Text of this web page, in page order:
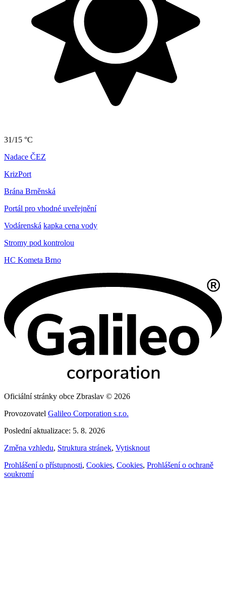
31/15 °C
Nadace ČEZ
KrizPort
Brána Brněnská
Portál pro vhodné uveřejnění
Vodárenská kapka cena vody
Stromy pod kontrolou
HC Kometa Brno
Oficiální stránky obce Zbraslav © 2026
Provozovatel Galileo Corporation s.r.o.
Poslední aktualizace: 5. 8. 2026
Změna vzhledu, Struktura stránek, Vytisknout
Prohlášení o přístupnosti, Cookies, Cookies, Prohlášení o ochraně
soukromí